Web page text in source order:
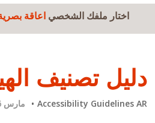
اختار ملفك الشخصي اعاقة
دليل تصنيف
Accessibility Guidelines AR مارس 6, 2018